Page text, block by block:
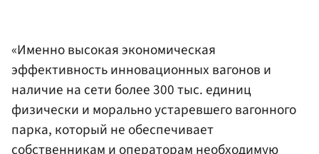
«Именно высокая экономическая
эффективность инновационных вагонов и
наличие на сети более 300 тыс. единиц
физически и морально устаревшего вагонного
парка, который не обеспечивает
собственникам и операторам необходимую